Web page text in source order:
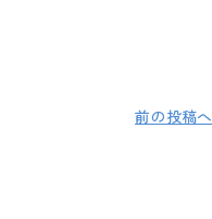
前の投稿へ